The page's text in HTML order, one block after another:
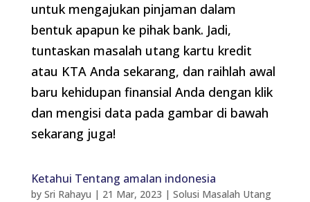
untuk mengajukan pinjaman dalam
bentuk apapun ke pihak bank. Jadi,
tuntaskan masalah utang kartu kredit
atau KTA Anda sekarang, dan raihlah awal
baru kehidupan finansial Anda dengan klik
dan mengisi data pada gambar di bawah
sekarang juga!
Ketahui Tentang amalan indonesia
by Sri Rahayu | 21 Mar, 2023 | Solusi Masalah Utang